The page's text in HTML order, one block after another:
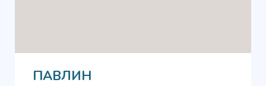
ПАВЛИН